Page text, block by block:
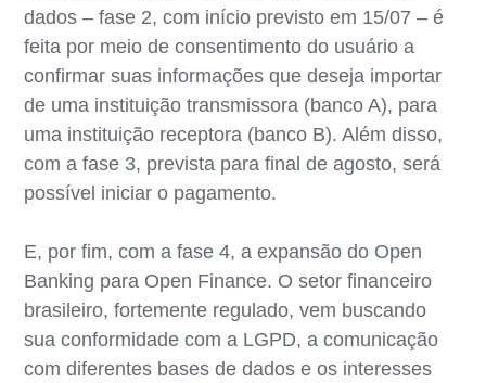
dados – fase 2, com início previsto em 15/07 – é
feita por meio de consentimento do usuário a
confirmar suas informações que deseja importar
de uma instituição transmissora (banco A), para
uma instituição receptora (banco B). Além disso,
com a fase 3, prevista para final de agosto, será
possível iniciar o pagamento.
E, por fim, com a fase 4, a expansão do Open
Banking para Open Finance. O setor financeiro
brasileiro, fortemente regulado, vem buscando
sua conformidade com a LGPD, a comunicação
com diferentes bases de dados e os interesses